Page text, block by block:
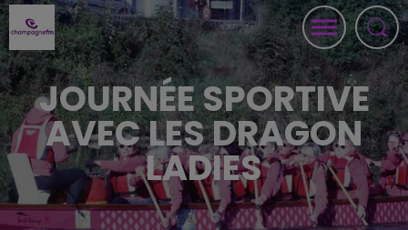
JOURNÉE SPORTIVE
AVEC LES DRAGON
LADIES